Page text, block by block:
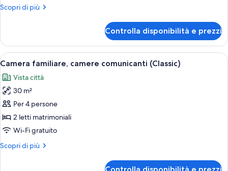
letto
Scopri di più
Altri
Classic,
letto
(Classic)
Controlla disponibilità e prezzi
Apri
tutte
le
foto
per
Camera
familiare,
comunicanti
Una camera d'albergo con due letti,
7
Camera familiare, camere comunicanti (Classic)
Vista città
30 m²
Per 4 persone
2 letti matrimoniali
Wi-Fi gratuito
Scopri di più
Altri